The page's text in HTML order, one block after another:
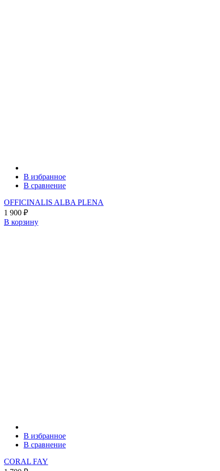
В избранное
В сравнение
OFFICINALIS ALBA PLENA
1 900 ₽
В корзину
В избранное
В сравнение
CORAL FAY